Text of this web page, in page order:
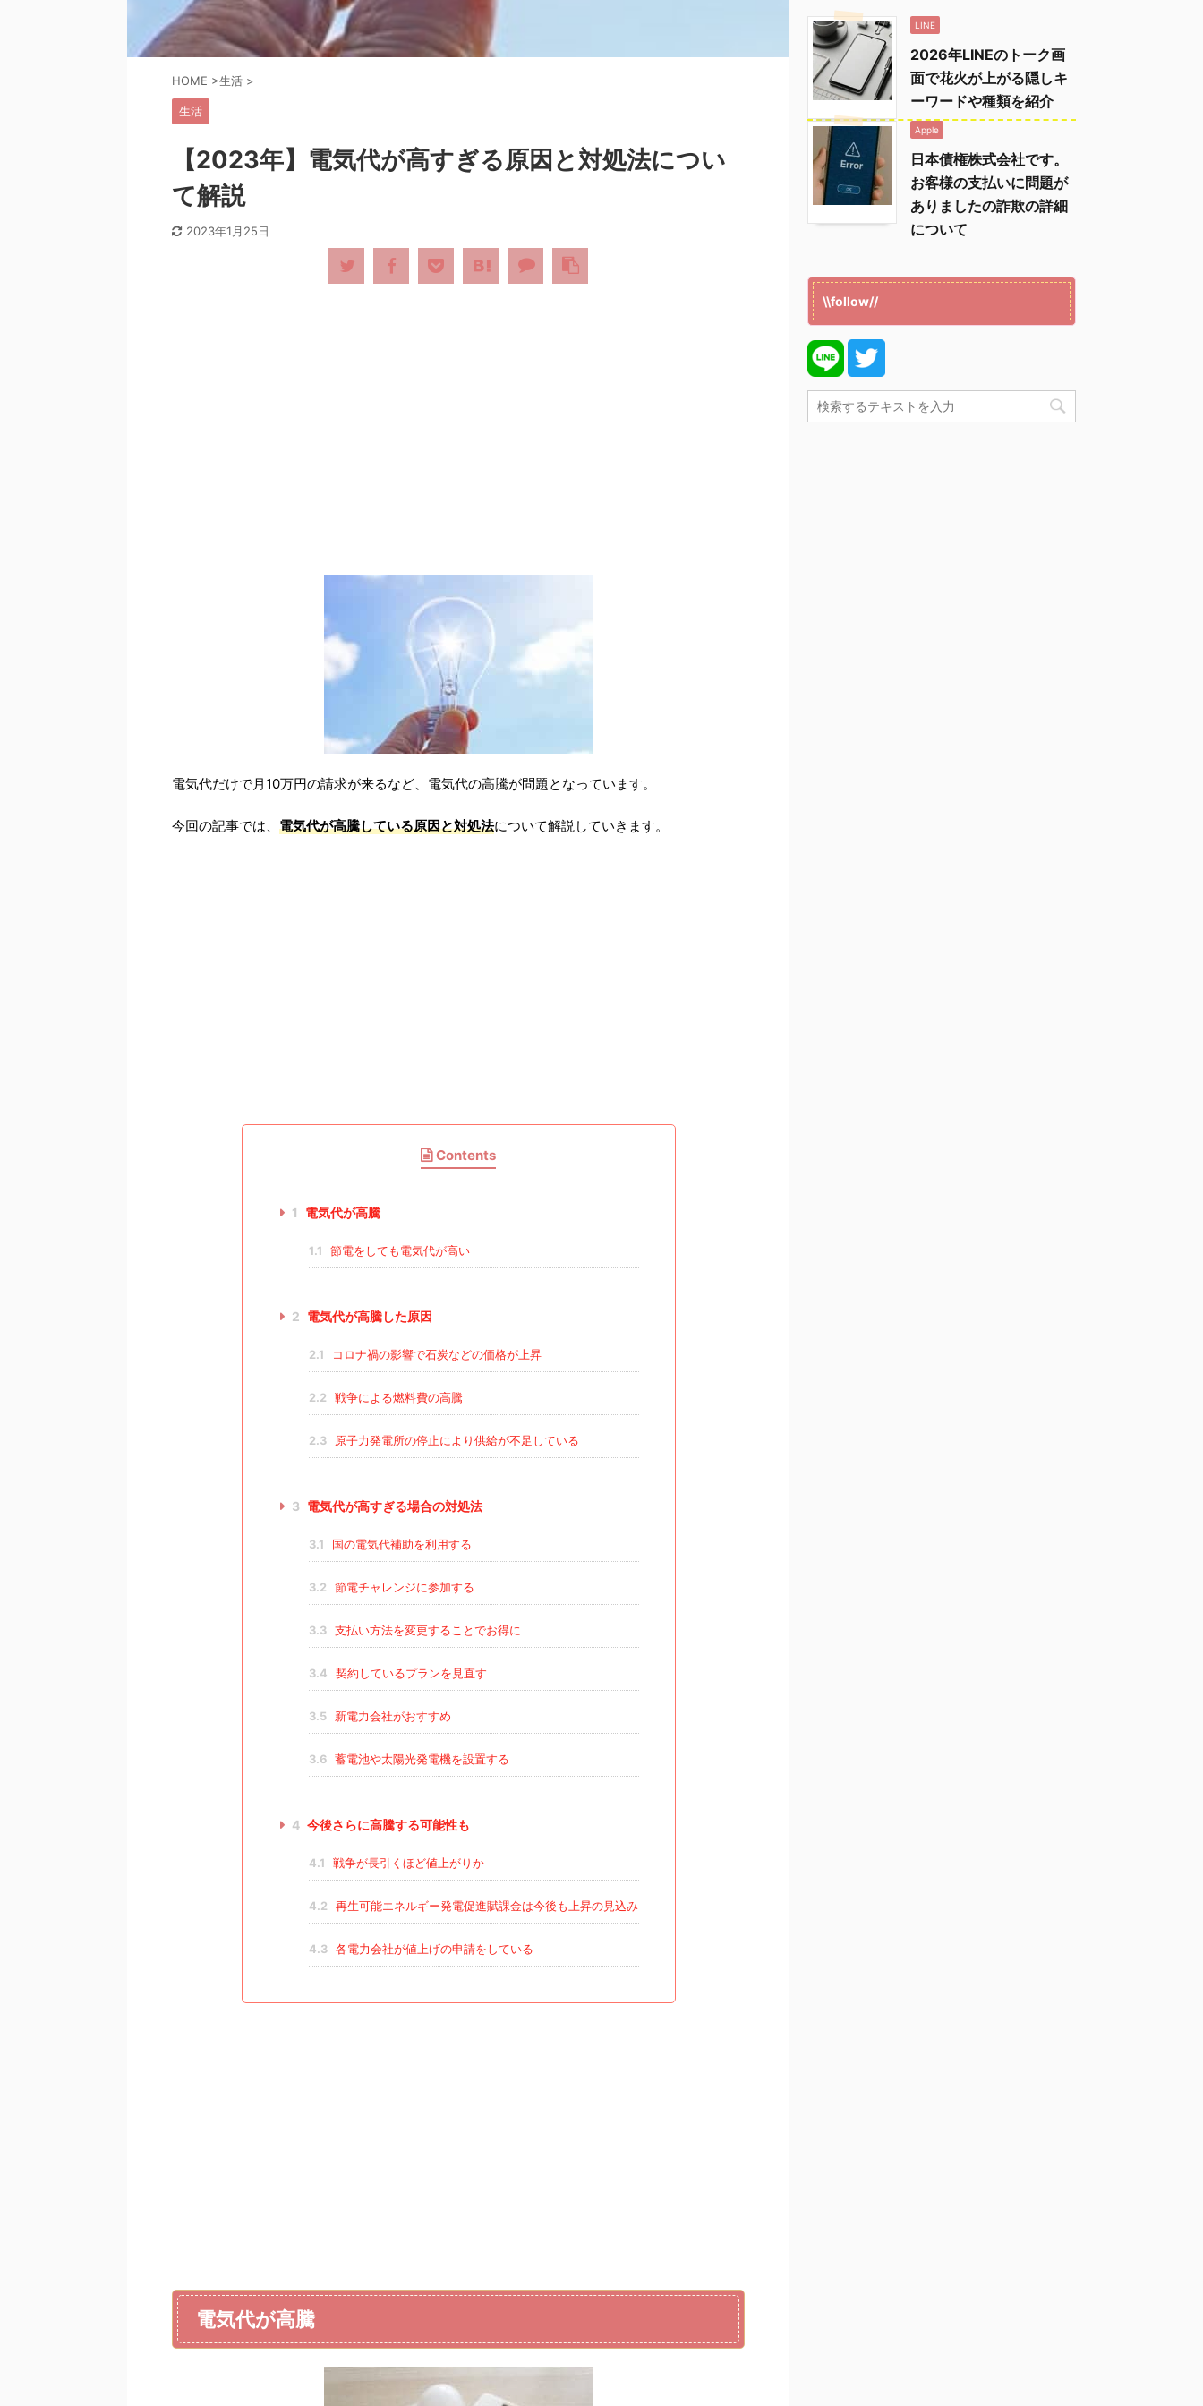
HOME >生活 >
生活
【2023年】電気代が高すぎる原因と対処法につい
て解説
2023年1月25日
電気代だけで月10万円の請求が来るなど、電気代の高騰が問題となっています。
今回の記事では、 電気代が高騰している原因と対処法について解説していきます。
Contents
1 電気代が高騰
1.1 節電をしても電気代が高い
2 電気代が高騰した原因
2.1 コロナ禍の影響で石炭などの価格が上昇
2.2 戦争による燃料費の高騰
2.3 原子力発電所の停止により供給が不足している
3 電気代が高すぎる場合の対処法
3.1 国の電気代補助を利用する
3.2 節電チャレンジに参加する
3.3 支払い方法を変更することでお得に
3.4 契約しているプランを見直す
3.5 新電力会社がおすすめ
3.6 蓄電池や太陽光発電機を設置する
4 今後さらに高騰する可能性も
4.1 戦争が長引くほど値上がりか
4.2 再生可能エネルギー発電促進賦課金は今後も上昇の見込み
4.3 各電力会社が値上げの申請をしている
電気代が高騰
LINE
2026年LINEのトーク画
面で花火が上がる隠しキ
ーワードや種類を紹介
Apple
日本債権株式会社です。
お客様の支払いに問題が
ありましたの詐欺の詳細
について
\\follow//